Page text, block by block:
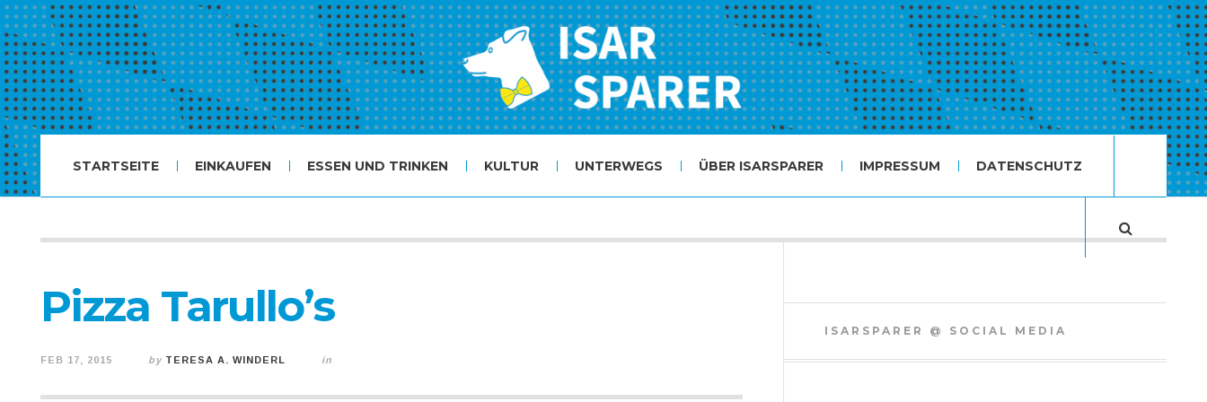
STARTSEITE EINKAUFEN ESSEN UND TRINKEN KULTUR UNTERWEGS ÜBER ISARSPARER IMPRESSUM DATENSCHUTZ
Pizza Tarullo’s
FEB 17, 2015 by TERESA A. WINDERL in
ISARSPARER @ SOCIAL MEDIA